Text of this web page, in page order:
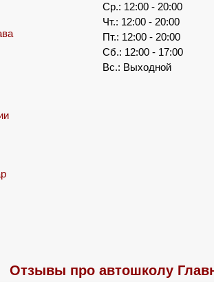
Ср.: 12:00 - 20:00
Чт.: 12:00 - 20:00
Пт.: 12:00 - 20:00
Сб.: 12:00 - 17:00
Вс.: Выходной
Отзывы про автошколу